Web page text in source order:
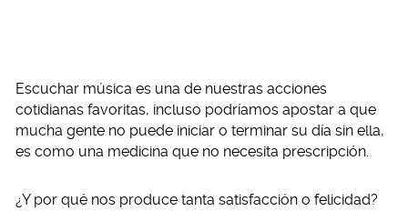
Escuchar música es una de nuestras acciones
cotidianas favoritas, incluso podríamos apostar a que
mucha gente no puede iniciar o terminar su día sin ella,
es como una medicina que no necesita prescripción.
¿Y por qué nos produce tanta satisfacción o felicidad?